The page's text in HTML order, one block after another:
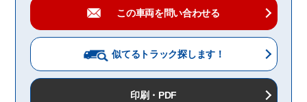
この車両を問い合わせる
似てるトラック探します！
印刷・PDF